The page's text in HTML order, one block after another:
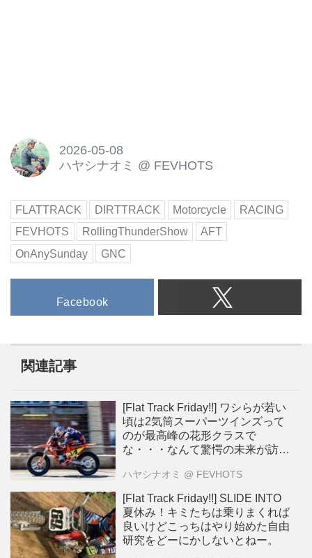
2026-05-08
ハヤシナオミ @ FEVHOTS
FLATTRACK DIRTTRACK Motorcycle
RACING
FEVHOTS
RollingThunderShow
AFT
OnAnySunday
GNC
Facebook
関連記事
[Flat Track Friday!!] ワシらが若い
頃は2気筒スーパーツインズって
のが最高峰の花形クラスで
な・・・なんて驚愕の未来が訪れ
ハヤシナオミ @ FEVHOTS
[Flat Track Friday!!] SLIDE INTO
夏休み！キミたちは乗りまくれば
良いけどこっちはやり始めた自由
研究をどーにかしないとねー。